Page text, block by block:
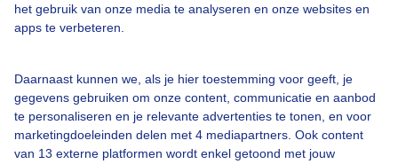
het gebruik van onze media te analyseren en onze websites en
apps te verbeteren.
Daarnaast kunnen we, als je hier toestemming voor geeft, je
gegevens gebruiken om onze content, communicatie en aanbod
te personaliseren en je relevante advertenties te tonen, en voor
marketingdoeleinden delen met 4 mediapartners. Ook content
van 13 externe platformen wordt enkel getoond met jouw
Een moment geduld aub...
Over Buienradar